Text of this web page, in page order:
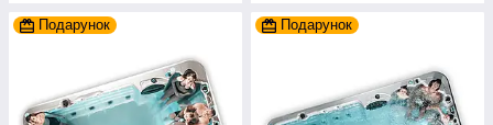
Подарунок Подарунок